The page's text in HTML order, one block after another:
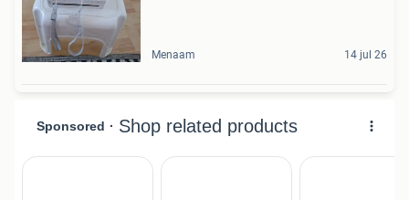
Menaam 14 jul 26